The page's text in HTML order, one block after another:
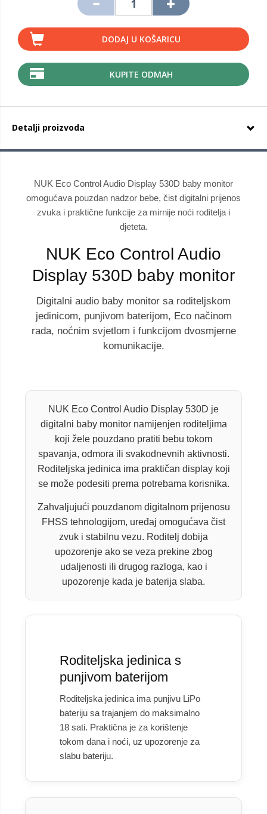
DODAJ U KOŠARICU
KUPITE ODMAH
Detalji proizvoda
NUK Eco Control Audio Display 530D baby monitor
omogućava pouzdan nadzor bebe, čist digitalni prijenos
zvuka i praktične funkcije za mirnije noći roditelja i
djeteta.
NUK Eco Control Audio
Display 530D baby monitor
Digitalni audio baby monitor sa roditeljskom
jedinicom, punjivom baterijom, Eco načinom
rada, noćnim svjetlom i funkcijom dvosmjerne
komunikacije.
NUK Eco Control Audio Display 530D je
digitalni baby monitor namijenjen roditeljima
koji žele pouzdano pratiti bebu tokom
spavanja, odmora ili svakodnevnih aktivnosti.
Roditeljska jedinica ima praktičan display koji
se može podesiti prema potrebama korisnika.
Zahvaljujući pouzdanom digitalnom prijenosu
FHSS tehnologijom, uređaj omogućava čist
zvuk i stabilnu vezu. Roditelj dobija
upozorenje ako se veza prekine zbog
udaljenosti ili drugog razloga, kao i
upozorenje kada je baterija slaba.
Roditeljska jedinica s
punjivom baterijom
Roditeljska jedinica ima punjivu LiPo
bateriju sa trajanjem do maksimalno
18 sati. Praktična je za korištenje
tokom dana i noći, uz upozorenje za
slabu bateriju.